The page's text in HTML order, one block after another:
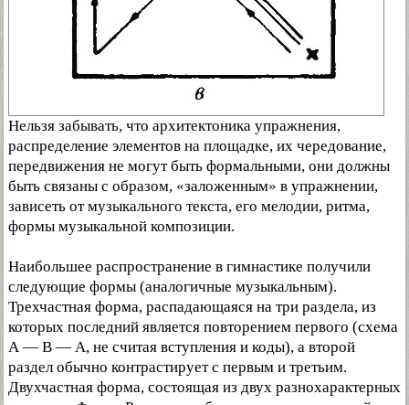
Нельзя забывать, что архитектоника упражнения,
распределение элементов на площадке, их чередование,
передвижения не могут быть формальными, они должны
быть связаны с образом, «заложенным» в упражнении,
зависеть от музыкального текста, его мелодии, ритма,
формы музыкальной композиции.
Наибольшее распространение в гимнастике получили
следующие формы (аналогичные музыкальным).
Трехчастная форма, распадающаяся на три раздела, из
которых последний является повторением первого (схема
А — В — А, не считая вступления и коды), а второй
раздел обычно контрастирует с первым и третьим.
Двухчастная форма, состоящая из двух разнохарактерных